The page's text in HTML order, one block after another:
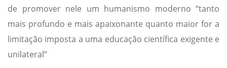
de promover nele um humanismo moderno “tanto
mais profundo e mais apaixonante quanto maior for a
limitação imposta a uma educação científica exigente e
unilateral”